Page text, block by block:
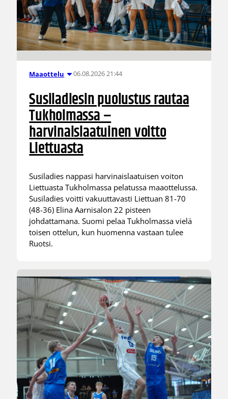
Maaottelu 06.08.2026 21:44
Susiladiesin puolustus rautaa
Tukholmassa –
harvinaislaatuinen voitto
Liettuasta
Susiladies nappasi harvinaislaatuisen voiton
Liettuasta Tukholmassa pelatussa maaottelussa.
Susiladies voitti vakuuttavasti Liettuan 81-70
(48-36) Elina Aarnisalon 22 pisteen
johdattamana. Suomi pelaa Tukholmassa vielä
toisen ottelun, kun huomenna vastaan tulee
Ruotsi.